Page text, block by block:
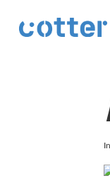
In